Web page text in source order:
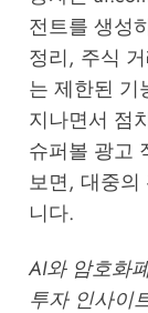
전트를 생성
정리, 주식
는 제한된 기
지나면서 점
슈퍼볼 광고
보면, 대중의
니다.
AI와 암호화
투자 인사이